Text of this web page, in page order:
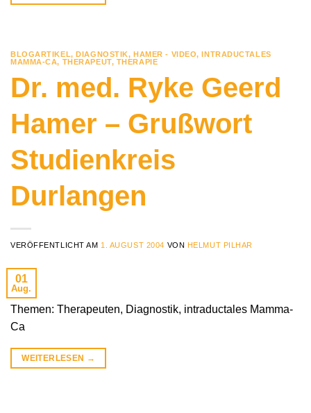
BLOGARTIKEL,DIAGNOSTIK,HAMER - VIDEO,INTRADUCTALES
MAMMA-CA, THERAPEUT, THERAPIE
Dr. med. Ryke Geerd
Hamer – Grußwort
Studienkreis
Durlangen
VERÖFFENTLICHT AM 1. AUGUST 2004 VON HELMUT PILHAR
01
Aug.
Themen: Therapeuten, Diagnostik, intraductales Mamma-
Ca
WEITERLESEN →